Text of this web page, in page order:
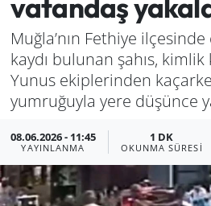
Muğla’nın Fethiye ilçesinde
kaydı bulunan şahıs,
Yunus ekiplerinden
yumruğuyla yere düşünce
08.06.2026 - 11:45
YAYINLANMA
1 DK
OKUNMA SÜRESI
Haber
Izmir
Kütahya
Manisa
Muğla
Haber Arşivi